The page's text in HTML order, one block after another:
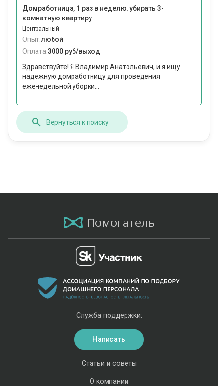
Домработница, 1 раз в неделю, убирать 3-
комнатную квартиру
Центральный
Опыт:любой
Оплата:3000 руб/выход
Здравствуйте! Я Владимир Анатольевич, и я ищу
надежную домработницу для проведения
еженедельной уборки...
Вернуться к поиску
Помогатель
Статьи и советы
О компании
Служба поддержки:
Написать